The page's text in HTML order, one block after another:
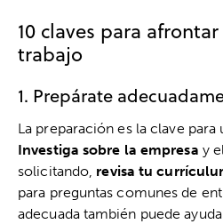
10 claves para
trabajo
1. Prepárate
La preparación es la clave para
Investiga sobre la empresa y
solicitando, revisa tu
para preguntas comunes de
adecuada también puede